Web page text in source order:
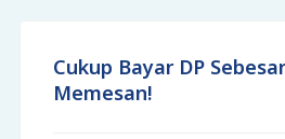
Cukup Bayar DP
Memesan!